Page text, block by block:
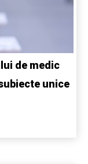
de medic
unice